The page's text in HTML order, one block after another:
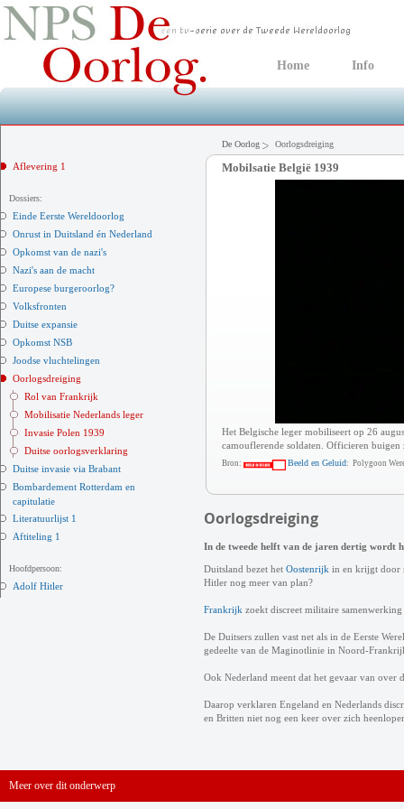
Home Info
Aflevering 1
Dossiers:
Einde Eerste Wereldoorlog
Onrust in Duitsland én Nederland
Opkomst van de nazi's
Nazi's aan de macht
Europese burgeroorlog?
Volksfronten
Duitse expansie
Opkomst NSB
Joodse vluchtelingen
Oorlogsdreiging
Rol van Frankrijk
Mobilisatie Nederlands leger
Invasie Polen 1939
Duitse oorlogsverklaring
Duitse invasie via Brabant
Bombardement Rotterdam en
capitulatie
Literatuurlijst 1
Aftiteling 1
Hoofdpersoon:
Adolf Hitler
De Oorlog Oorlogsdreiging
Mobilsatie België 1939
Het Belgische leger mobiliseert op 26
camouflerende soldaten. Officieren buigen
Bron: Beeld en Geluid: Polygoon
Oorlogsdreiging
In de tweede helft van de jaren dertig wordt
Duitsland bezet het Oostenrijk in en krijgt door
Hitler nog meer van plan?
Frankrijk zoekt discreet militaire
De Duitsers zullen vast net als in de Eerste
gedeelte van de Maginotlinie in Noord-
Ook Nederland meent dat het gevaar van
Daarop verklaren Engeland en Nederlands
en Britten niet nog een keer over zich
Meer over dit onderwerp